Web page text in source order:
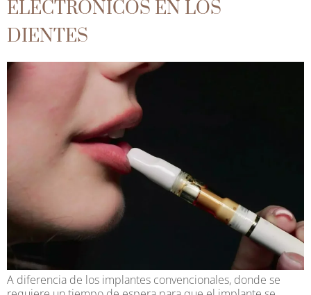
ELECTRÓNICOS EN LOS
DIENTES
A diferencia de los implantes convencionales, donde se